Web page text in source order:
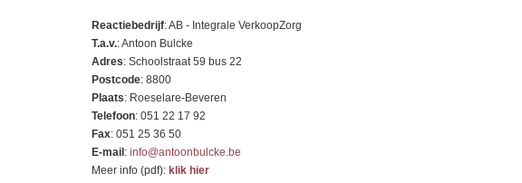
Reactiebedrijf: AB - Integrale VerkoopZorg
T.a.v.: Antoon Bulcke
Adres: Schoolstraat 59 bus 22
Postcode: 8800
Plaats: Roeselare-Beveren
Telefoon: 051 22 17 92
Fax: 051 25 36 50
E-mail: info@antoonbulcke.be
Meer info (pdf): klik hier